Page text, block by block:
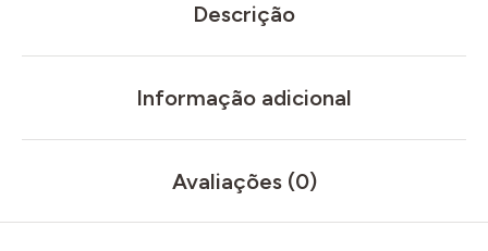
Descrição
Informação adicional
Avaliações (0)